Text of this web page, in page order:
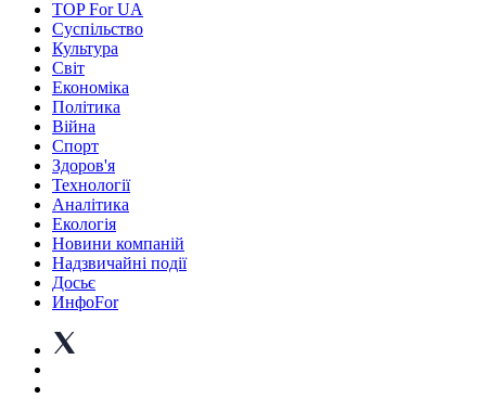
TOP For UA
Суспiльство
Культура
Світ
Економіка
Політика
Війна
Спорт
Здоров'я
Технології
Аналітика
Екологія
Новини компаній
Надзвичайні події
Досьє
ИнфоFor